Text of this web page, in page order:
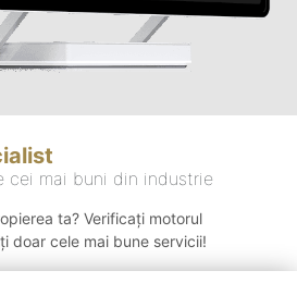
cei mai buni din industrie
ta? Verificați motorul
doar cele mai bune servicii!